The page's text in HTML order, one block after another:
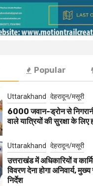
Popular
Uttarakhand देहरादून/मसूरी
6000 जवान-ड्रोन से
वाले यात्रियों की सुरक्षा के लिए
Uttarakhand देहरादून/मसूरी
उत्तराखंड में अधिकारियों व
विवरण देना होगा अनिवार्य,
निर्देश